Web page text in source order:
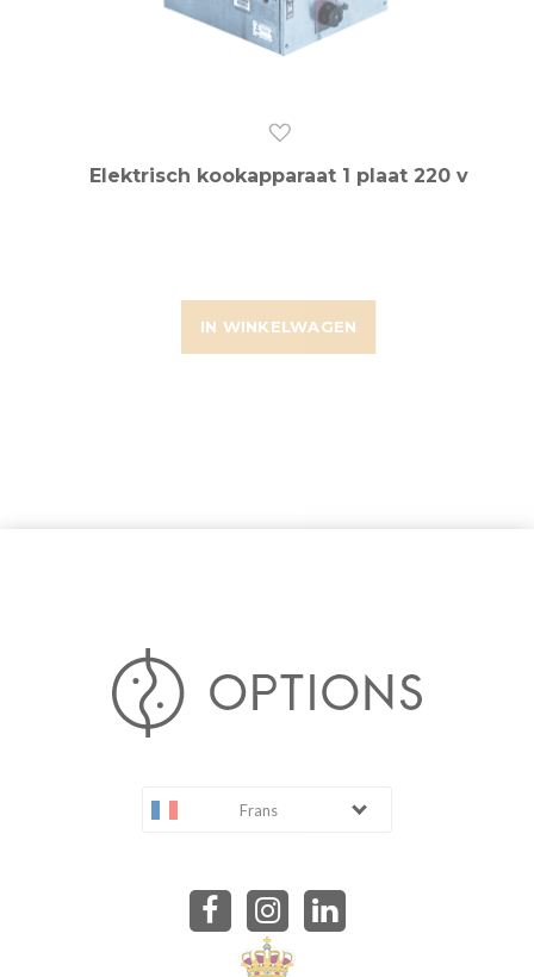
IN WINKELWAGEN
Elektrisch kookapparaat 1 plaat 220 v
Frans